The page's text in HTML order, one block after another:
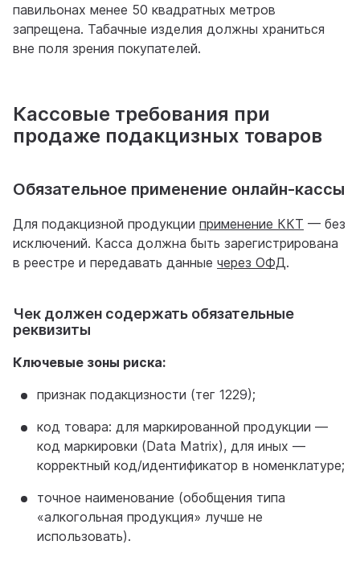
павильонах менее 50 квадратных метров
запрещена. Табачные изделия должны храниться
вне поля зрения покупателей.
Кассовые требования при
продаже подакцизных товаров
Обязательное применение онлайн-кассы
Для подакцизной продукции применение ККТ — без
исключений. Касса должна быть зарегистрирована
в реестре и передавать данные через ОФД.
Чек должен содержать обязательные
реквизиты
Ключевые зоны риска:
признак подакцизности (тег 1229);
код товара: для маркированной продукции —
код маркировки (Data Matrix), для иных —
корректный код/идентификатор в номенклатуре;
точное наименование (обобщения типа
«алкогольная продукция» лучше не
использовать).